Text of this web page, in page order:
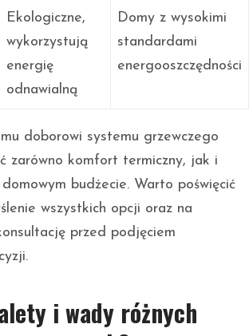
Ekologiczne,
wykorzystują
energię
odnawialną
Domy z wysokimi
standardami
energooszczędności
doborowi systemu grzewczego
zarówno komfort termiczny, jak i
domowym budżecie. Warto poświęcić
wszystkich opcji oraz na
przed podjęciem
i wady różnych